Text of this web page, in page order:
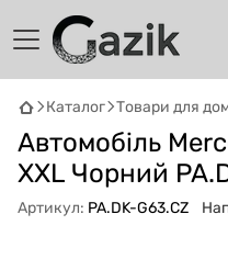
Каталог Товари для
Автомобіль
XXL Чорний
Артикул: PA.DK-G63.CZ
GAZIKAI
Онлайн · пошук техніки
Привіт! 👋 Я Gazik